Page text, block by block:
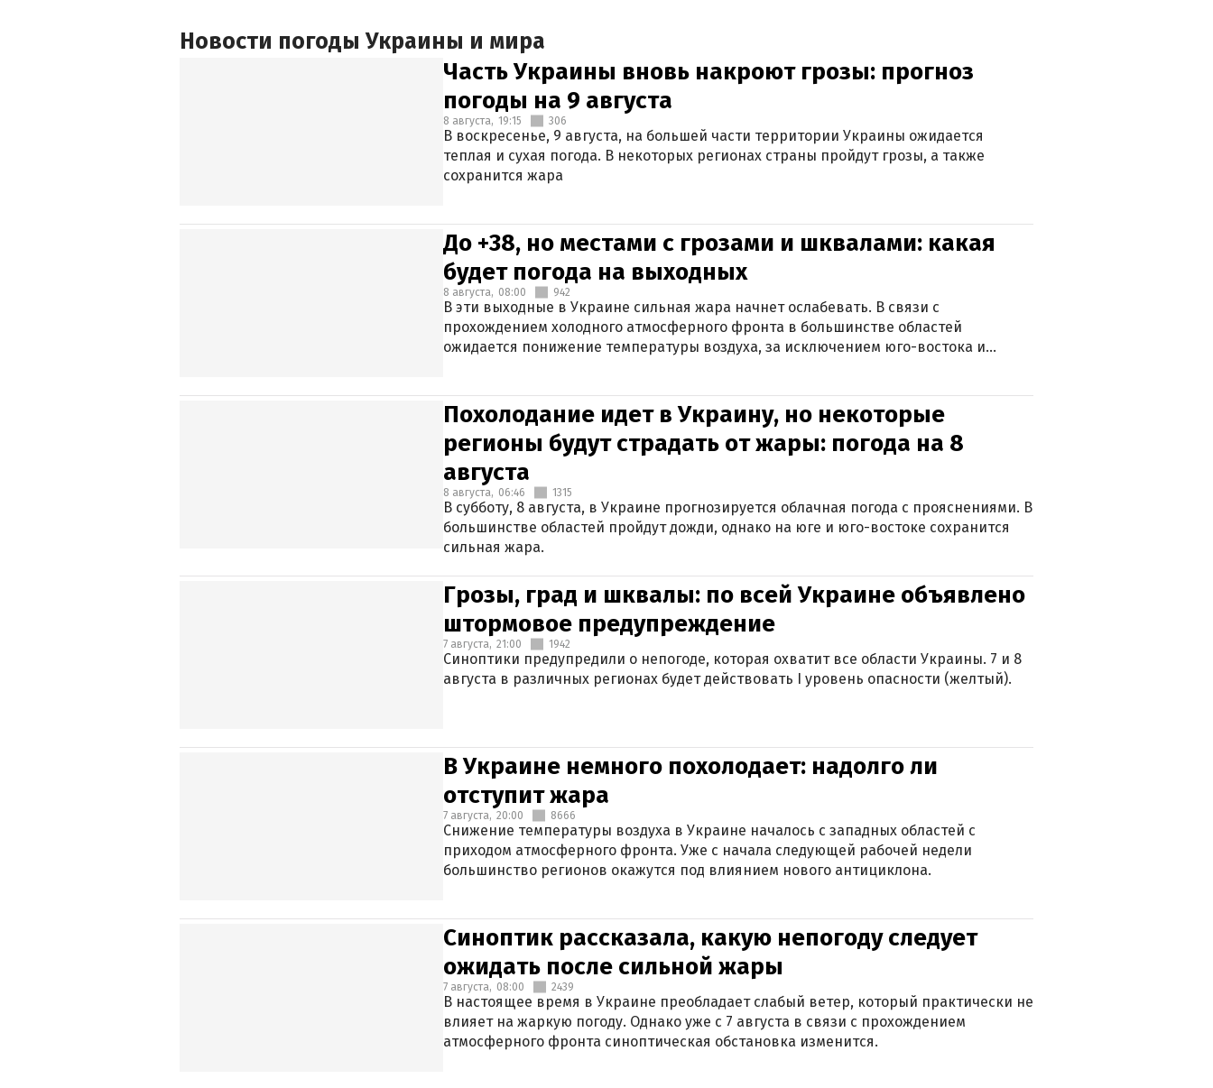
Новости погоды Украины и мира
Часть Украины вновь накроют грозы: прогноз
погоды на 9 августа
8 августа, 19:15 306
В воскресенье, 9 августа, на большей части территории Украины ожидается
теплая и сухая погода. В некоторых регионах страны пройдут грозы, а также
сохранится жара
До +38, но местами с грозами и шквалами: какая
будет погода на выходных
8 августа, 08:00 942
В эти выходные в Украине сильная жара начнет ослабевать. В связи с
прохождением холодного атмосферного фронта в большинстве областей
ожидается понижение температуры воздуха, за исключением юго-востока и
Похолодание идет в Украину, но некоторые
регионы будут страдать от жары: погода на 8
августа
8 августа, 06:46 1315
В субботу, 8 августа, в Украине прогнозируется облачная погода с прояснениями. В
большинстве областей пройдут дожди, однако на юге и юго-востоке сохранится
сильная жара.
Грозы, град и шквалы: по всей Украине объявлено
штормовое предупреждение
7 августа, 21:00 1942
Синоптики предупредили о непогоде, которая охватит все области Украины. 7 и 8
августа в различных регионах будет действовать I уровень опасности (желтый).
В Украине немного похолодает: надолго ли
отступит жара
7 августа, 20:00 8666
Снижение температуры воздуха в Украине началось с западных областей с
приходом атмосферного фронта. Уже с начала следующей рабочей недели
большинство регионов окажутся под влиянием нового антициклона.
Синоптик рассказала, какую непогоду следует
ожидать после сильной жары
7 августа, 08:00 2439
В настоящее время в Украине преобладает слабый ветер, который практически не
влияет на жаркую погоду. Однако уже с 7 августа в связи с прохождением
атмосферного фронта синоптическая обстановка изменится.